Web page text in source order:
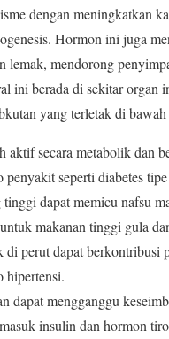
dengan meningkatkan
Hormon ini juga
lemak, mendorong
ini berada di sekitar organ
yang terletak di
aktif secara metabolik dan
seperti diabetes
dapat memicu nafsu
makanan tinggi gula
di perut dapat berkontribusi
hipertensi.
dapat mengganggu
insulin dan hormon